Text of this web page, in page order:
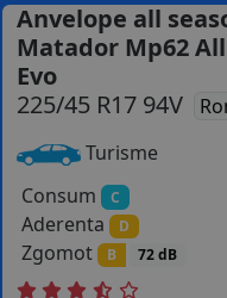
Anvelope all
Matador Mp62
Evo
225/45 R17 94V
Turisme
Consum
C
Aderenta D
Zgomot B 72 dB